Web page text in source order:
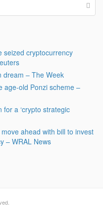
seized cryptocurrency
dream – The Week
age-old Ponzi scheme –
for a ‘crypto strategic
ahead with bill to invest
– WRAL News